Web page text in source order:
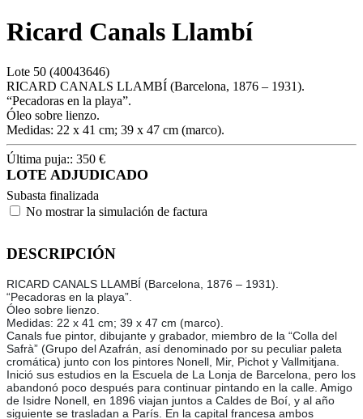
Ricard Canals Llambí
Lote 50 (40043646)
RICARD CANALS LLAMBÍ (Barcelona, 1876 – 1931).
“Pecadoras en la playa”.
Óleo sobre lienzo.
Medidas: 22 x 41 cm; 39 x 47 cm (marco).
Última puja:: 350 €
LOTE ADJUDICADO
Subasta finalizada
No mostrar la simulación de factura
DESCRIPCIÓN
RICARD CANALS LLAMBÍ (Barcelona, 1876 – 1931).
“Pecadoras en la playa”.
Óleo sobre lienzo.
Medidas: 22 x 41 cm; 39 x 47 cm (marco).
Canals fue pintor, dibujante y grabador, miembro de la “Colla del
Safrà” (Grupo del Azafrán, así denominado por su peculiar paleta
cromática) junto con los pintores Nonell, Mir, Pichot y Vallmitjana.
Inició sus estudios en la Escuela de La Lonja de Barcelona, pero los
abandonó poco después para continuar pintando en la calle. Amigo
de Isidre Nonell, en 1896 viajan juntos a Caldes de Boí, y al año
siguiente se trasladan a París. En la capital francesa ambos